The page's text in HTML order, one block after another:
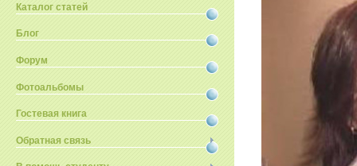
Каталог статей
Блог
Форум
Фотоальбомы
Гостевая книга
Обратная связь